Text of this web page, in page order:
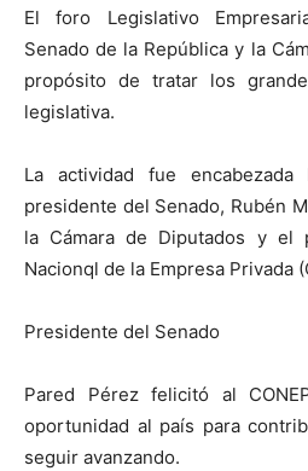
El foro Legislativo
Senado de la República y la
propósito de tratar los
legislativa.
La actividad fue encabezada
presidente del Senado, Rubén
la Cámara de Diputados y el
Nacionql de la Empresa Privada
Presidente del Senado
Pared Pérez felicitó al
oportunidad al país para
seguir avanzando.